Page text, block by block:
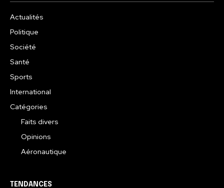
Actualités
Politique
Société
Santé
Sports
International
Catégories
Faits divers
Opinions
Aéronautique
TENDANCES